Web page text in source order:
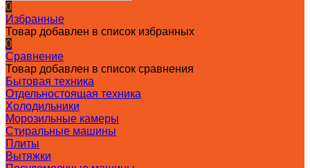
0
Избранные
Товар добавлен в список избранных
0
Сравнение
Товар добавлен в список сравнения
Бытовая техника
Отдельностоящая техника
Холодильники
Морозильные камеры
Стиральные машины
Плиты
Вытяжки